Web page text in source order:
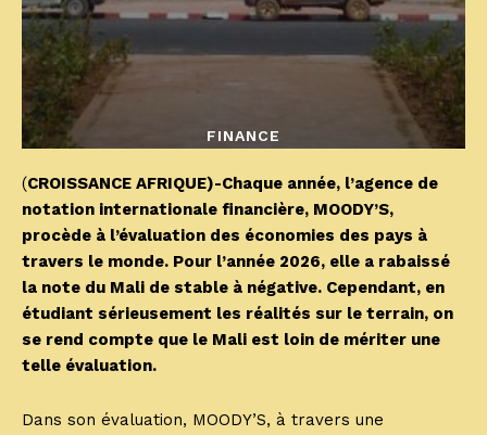
FINANCE
(CROISSANCE AFRIQUE)-Chaque année, l’agence de
notation internationale financière, MOODY’S,
procède à l’évaluation des économies des pays à
travers le monde. Pour l’année 2026, elle a rabaissé
la note du Mali de stable à négative. Cependant, en
étudiant sérieusement les réalités sur le terrain, on
se rend compte que le Mali est loin de mériter une
telle évaluation.
Dans son évaluation, MOODY’S, à travers une